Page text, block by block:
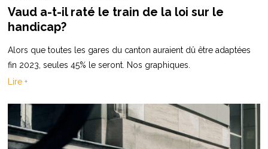
Vaud a-t-il raté le train de la loi sur le
handicap?
Alors que toutes les gares du canton auraient dû être adaptées
fin 2023, seules 45% le seront. Nos graphiques.
Lire +